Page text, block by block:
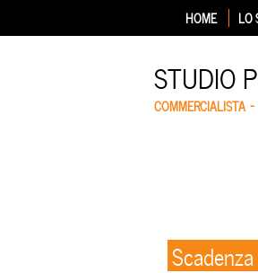
HOME LO
STUDIO
COMMERCIALISTA